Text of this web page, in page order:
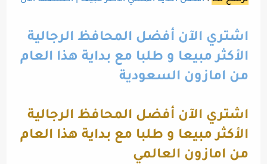
اشتري الآن أفضل المحافظ الرجالية
الأكثر مبيعا و طلبا مع بداية هذا العام
من امازون السعودية
اشتري الآن أفضل المحافظ الرجالية
الأكثر مبيعا و طلبا مع بداية هذا العام
من امازون العالمي